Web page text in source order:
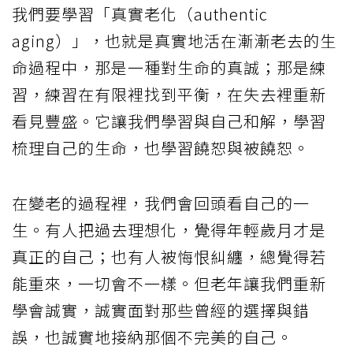
我們要學習「真實老化（authentic
aging）」，也就是真實地活在漸漸老去的生
命過程中，那是一種對生命的真誠；那是練
習，練習在有限裡找到平衡，在失去裡重新
看見豐盛。它讓我們學習與自己和解，學習
梳理自己的生命，也學習饒恕與被饒恕。
在變老的過程裡，我們會回頭看自己的一
生。有人把過去理想化，覺得年輕歲月才是
真正的自己；也有人被悔恨糾纏，總覺得若
能重來，一切會不一樣。但老年讓我們重新
學會誠實，誠實面對那些曾經的選擇與錯
誤，也誠實地接納那個不完美的自己。